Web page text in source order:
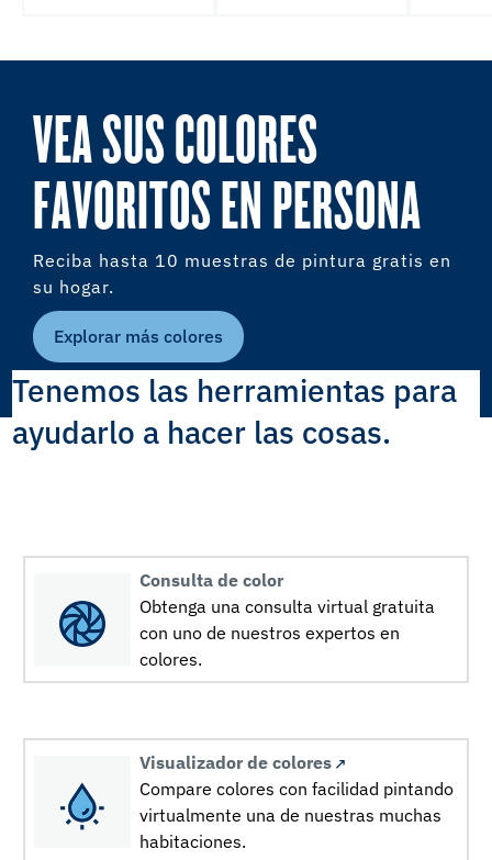
VEA SUS COLORES
FAVORITOS EN PERSONA
Reciba hasta 10 muestras de pintura gratis en
su hogar.
Explorar más colores
Tenemos las herramientas para
ayudarlo a hacer las cosas.
Consulta de color
Obtenga una consulta virtual gratuita
con uno de nuestros expertos en
colores.
Visualizador de colores
Compare colores con facilidad pintando
virtualmente una de nuestras muchas
habitaciones.